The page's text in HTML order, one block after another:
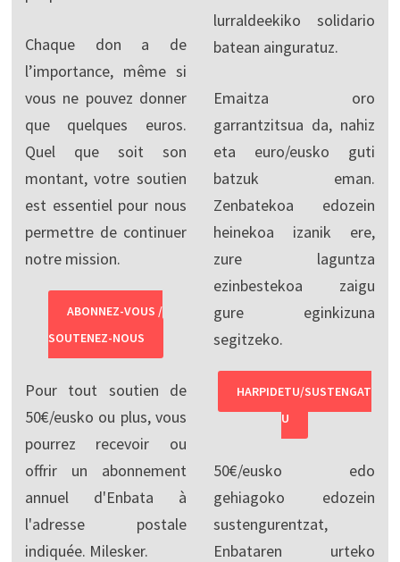
Chaque don a de
l’importance, même si
vous ne pouvez donner
que quelques euros.
Quel que soit son
montant, votre soutien
est essentiel pour nous
permettre de continuer
notre mission.
ABONNEZ-VOUS /
SOUTENEZ-NOUS
Pour tout soutien de
50€/eusko ou plus, vous
pourrez recevoir ou
offrir un abonnement
annuel d'Enbata à
l'adresse postale
indiquée. Milesker.
lurraldeekiko solidario
batean ainguratuz.
Emaitza oro
garrantzitsua da, nahiz
eta euro/eusko guti
batzuk eman.
Zenbatekoa edozein
heinekoa izanik ere,
zure laguntza
ezinbestekoa zaigu
gure eginkizuna
segitzeko.
HARPIDETU/SUSTENGAT
U
50€/eusko edo
gehiagoko edozein
sustengurentzat,
Enbataren urteko